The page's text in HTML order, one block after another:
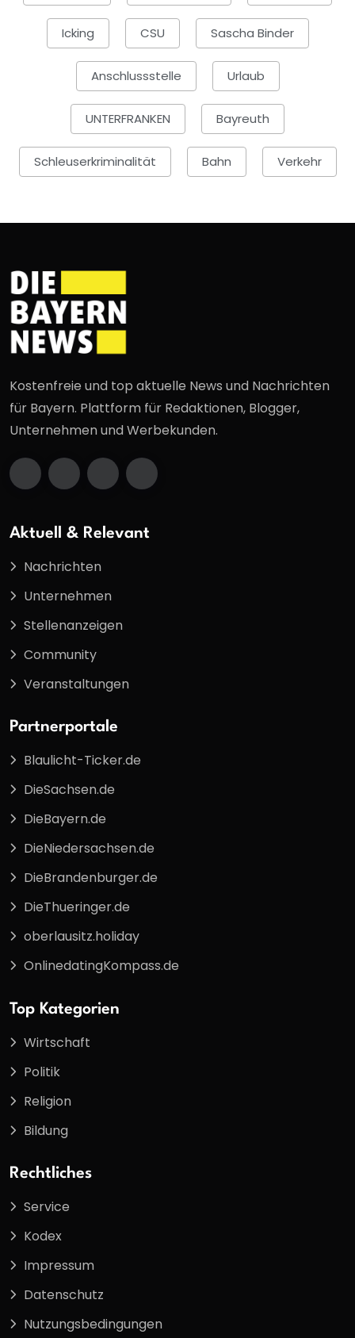
Icking CSU Sascha Binder
Anschlussstelle Urlaub
UNTERFRANKEN Bayreuth
Schleuserkriminalität Bahn Verkehr
Kostenfreie und top aktuelle News und Nachrichten
für Bayern. Plattform für Redaktionen, Blogger,
Unternehmen und Werbekunden.
Aktuell & Relevant
Nachrichten
Unternehmen
Stellenanzeigen
Community
Veranstaltungen
Partnerportale
Blaulicht-Ticker.de
DieSachsen.de
DieBayern.de
DieNiedersachsen.de
DieBrandenburger.de
DieThueringer.de
oberlausitz.holiday
OnlinedatingKompass.de
Top Kategorien
Wirtschaft
Politik
Religion
Bildung
Rechtliches
Service
Kodex
Impressum
Datenschutz
Nutzungsbedingungen